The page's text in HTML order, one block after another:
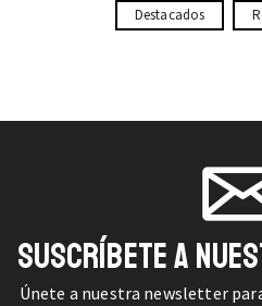
Destacados
SUSCRÍBETE A
Únete a nuestra newsletter